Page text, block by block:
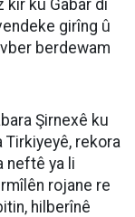
kir ku Gabar di
girîng û
berdewam
Şirnexê ku
rekora
neftê ya li
rojane re
hilberînê